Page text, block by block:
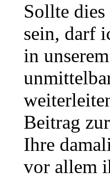
Sollte
sein, darf
in
Beitrag
Ihre
vor allem